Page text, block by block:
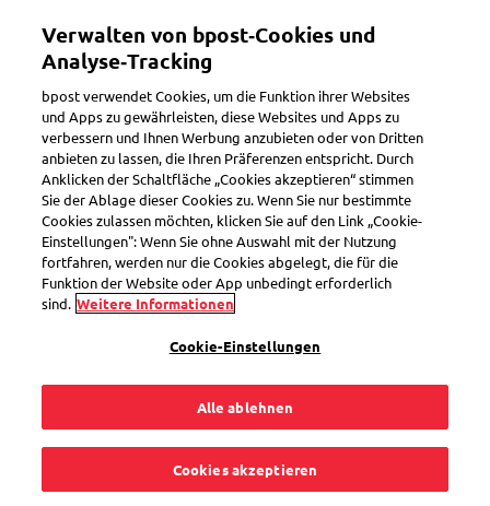
Toggle navigation
Paket verfolgen
Was ist, wenn der
Zoll mein Paket
zurückhält?
Wenn der Zoll ihr Paket zurückhält, fehlen vermutlich
Angaben dazu. Es wird dann Kontakt zum Empfänger
Verwalten von bpost‑Cookies und
Analyse‑Tracking
bpost verwendet Cookies, um die Funktion ihrer Websites
und Apps zu gewährleisten, diese Websites und Apps zu
verbessern und Ihnen Werbung anzubieten oder von Dritten
anbieten zu lassen, die Ihren Präferenzen entspricht. Durch
Anklicken der Schaltfläche „Cookies akzeptieren“ stimmen
Sie der Ablage dieser Cookies zu. Wenn Sie nur bestimmte
Cookies zulassen möchten, klicken Sie auf den Link „Cookie-
Einstellungen": Wenn Sie ohne Auswahl mit der Nutzung
fortfahren, werden nur die Cookies abgelegt, die für die
Funktion der Website oder App unbedingt erforderlich
sind. Weitere Informationen
Cookie-Einstellungen
Alle ablehnen
Cookies akzeptieren